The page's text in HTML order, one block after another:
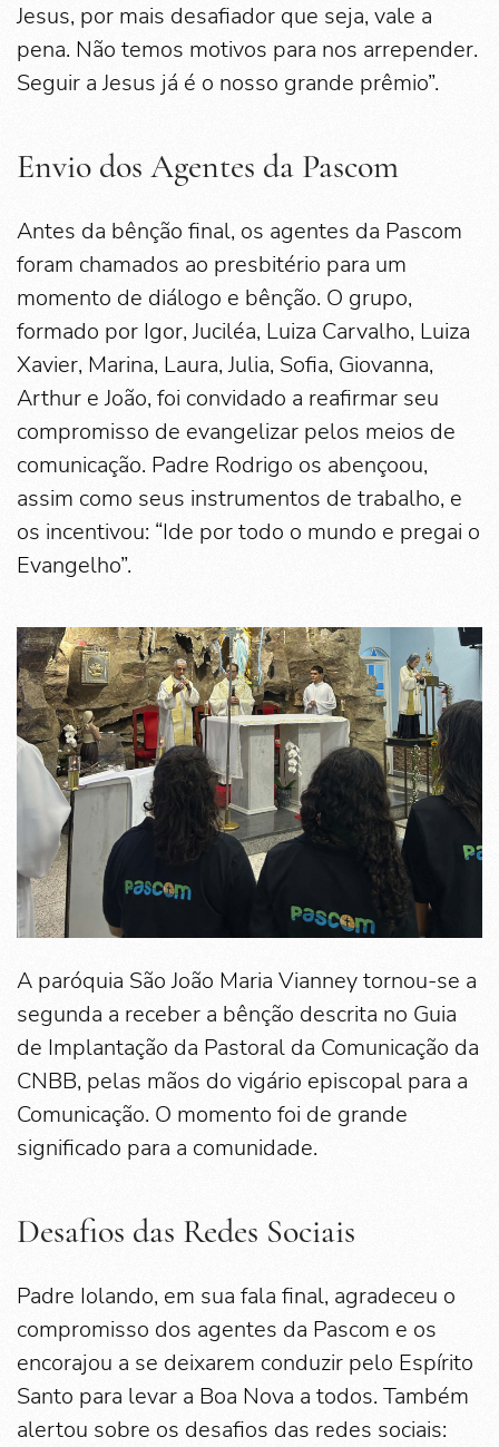
Jesus, por mais desafiador que seja, vale a
pena. Não temos motivos para nos arrepender.
Seguir a Jesus já é o nosso grande prêmio”.
Envio dos Agentes da Pascom
Antes da bênção final, os agentes da Pascom
foram chamados ao presbitério para um
momento de diálogo e bênção. O grupo,
formado por Igor, Juciléa, Luiza Carvalho, Luiza
Xavier, Marina, Laura, Julia, Sofia, Giovanna,
Arthur e João, foi convidado a reafirmar seu
compromisso de evangelizar pelos meios de
comunicação. Padre Rodrigo os abençoou,
assim como seus instrumentos de trabalho, e
os incentivou: “Ide por todo o mundo e pregai o
Evangelho”.
A paróquia São João Maria Vianney tornou-se a
segunda a receber a bênção descrita no Guia
de Implantação da Pastoral da Comunicação da
CNBB, pelas mãos do vigário episcopal para a
Comunicação. O momento foi de grande
significado para a comunidade.
Desafios das Redes Sociais
Padre Iolando, em sua fala final, agradeceu o
compromisso dos agentes da Pascom e os
encorajou a se deixarem conduzir pelo Espírito
Santo para levar a Boa Nova a todos. Também
alertou sobre os desafios das redes sociais: